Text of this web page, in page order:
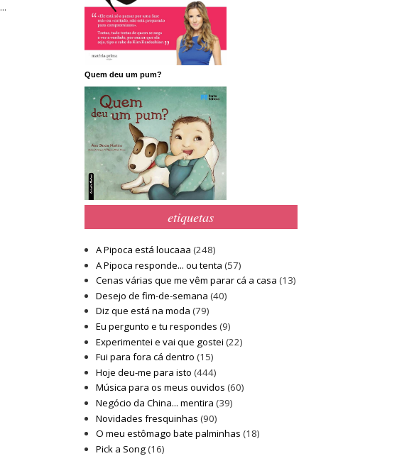
Quem deu um pum?
etiquetas
A Pipoca está loucaaa (248)
A Pipoca responde... ou tenta (57)
Cenas várias que me vêm parar cá a casa (13)
Desejo de fim-de-semana (40)
Diz que está na moda (79)
Eu pergunto e tu respondes (9)
Experimentei e vai que gostei (22)
Fui para fora cá dentro (15)
Hoje deu-me para isto (444)
Música para os meus ouvidos (60)
Negócio da China... mentira (39)
Novidades fresquinhas (90)
O meu estômago bate palminhas (18)
Pick a Song(16)